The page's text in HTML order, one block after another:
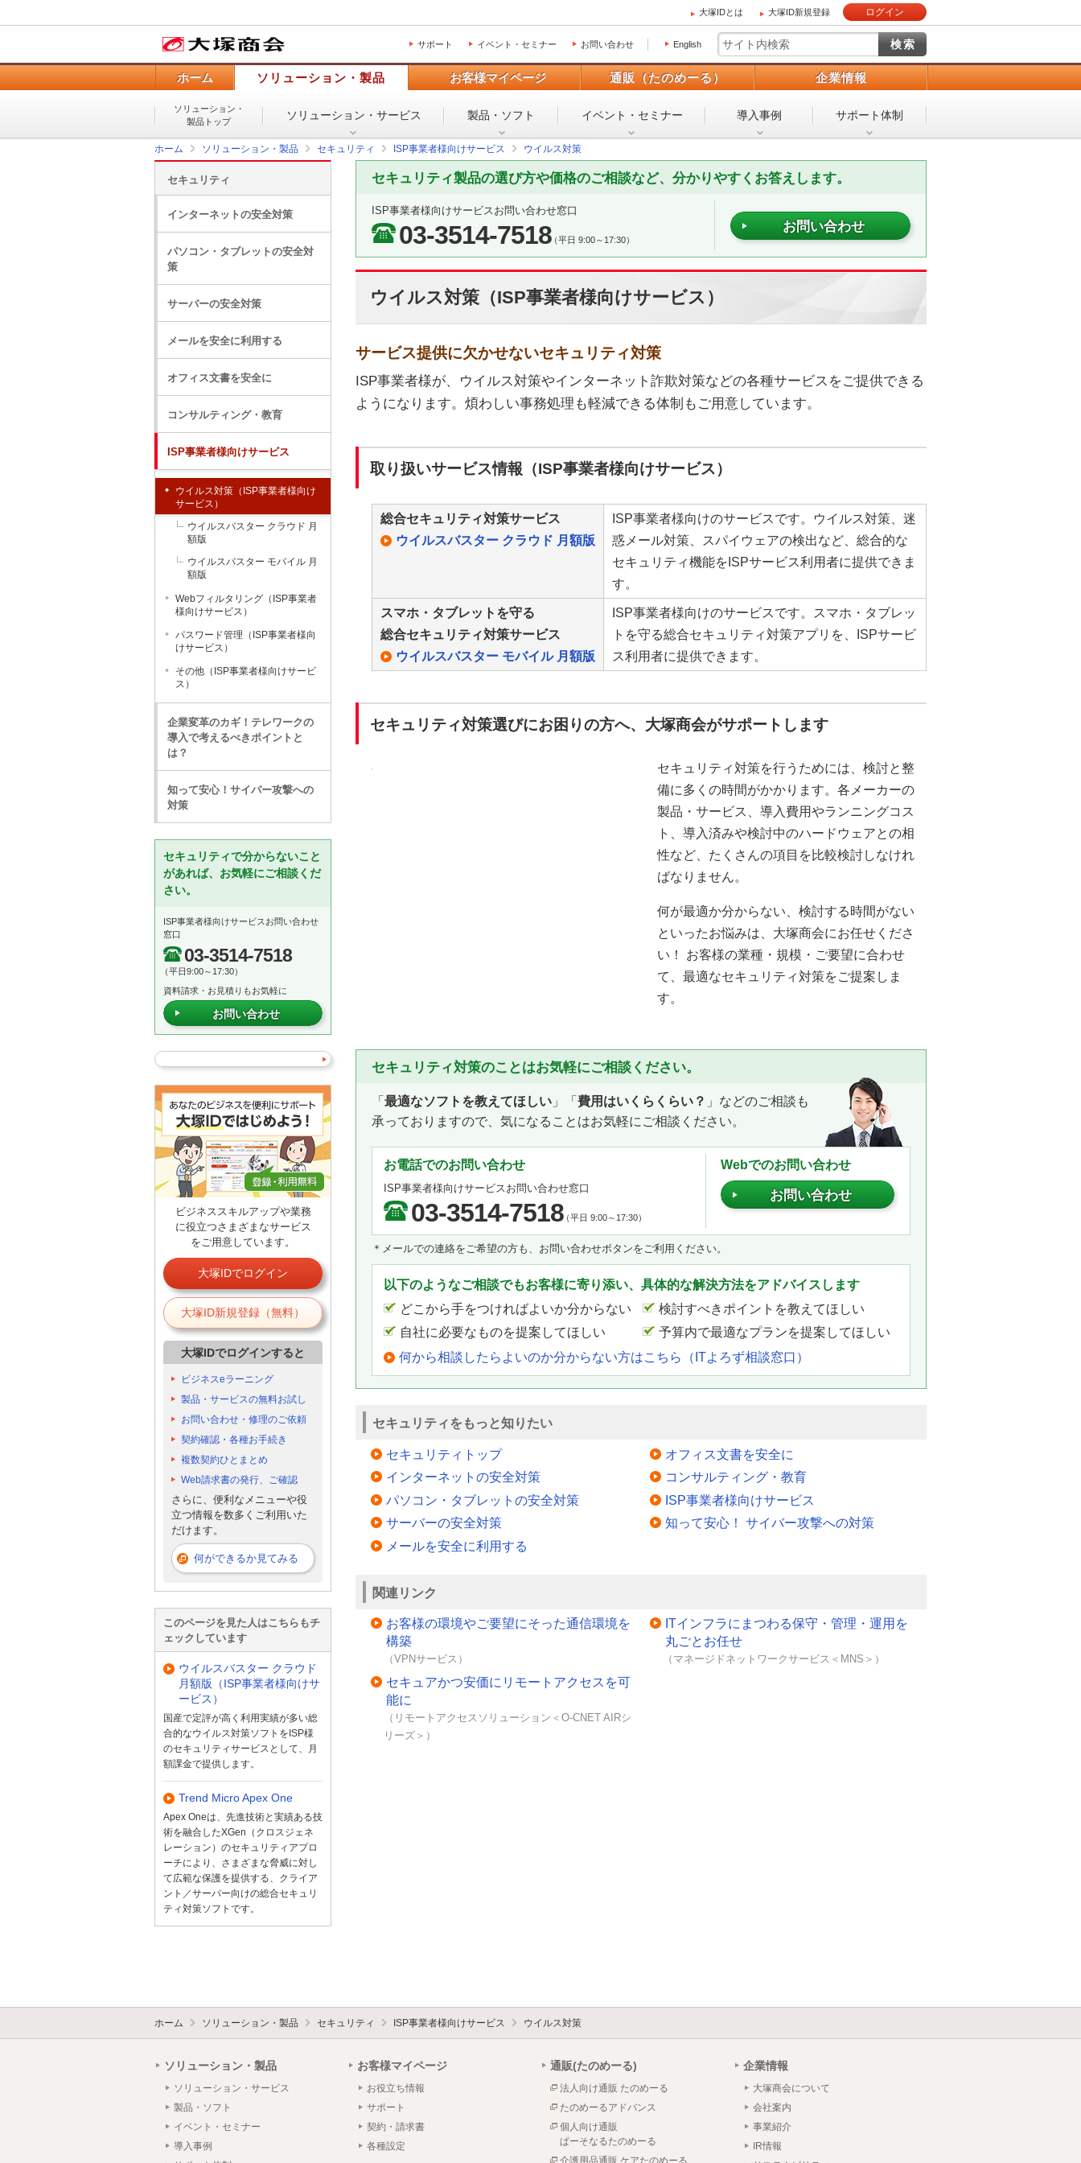
大塚IDとは 大塚ID新規登録 ログイン
サポート イベント・セミナー お問い合わせ English
ホーム ソリューション・製品 お客様マイページ 通販（たのめーる） 企業情報
ソリューション・
製品トップ
ソリューション・ サービス 製品・ソフト イベント・ セミナー 導入事例 サポート体制
ホーム ソリューション・製品 セキュリティ ISP事業者様向けサービス ウイルス対策
セキュリティ製品の選び方や価格のご相談など、分かりやすくお答えします。
ISP事業者様向けサービスお問い合わせ窓口
03-3514-7518（平日 9:00～17:30）
お問い合わせ
ウイルス対策（ISP事業者様向けサービス）
サービス提供に欠かせないセキュリティ対策
ISP事業者様が、ウイルス対策やインターネット詐欺対策などの各種サービスをご提供できる
ようになります。煩わしい事務処理も軽減できる体制もご用意しています。
取り扱いサービス情報（ISP事業者様向けサービス）
総合セキュリティ対策サービス
ウイルスバスター クラウド 月額版
ISP事業者様向けのサービスです。ウイルス対策、迷
惑メール対策、スパイウェアの検出など、総合的な
セキュリティ機能をISPサービス利用者に提供できま
す。
スマホ・タブレットを守る
総合セキュリティ対策サービス
ウイルスバスター モバイル 月額版
ISP事業者様向けのサービスです。スマホ・タブレッ
トを守る総合セキュリティ対策アプリを、ISPサービ
ス利用者に提供できます。
セキュリティ対策選びにお困りの方へ、大塚商会がサポートします
セキュリティ対策を行うためには、検討と整
備に多くの時間がかかります。各メーカーの
製品・サービス、導入費用やランニングコス
ト、導入済みや検討中のハードウェアとの相
性など、たくさんの項目を比較検討しなけれ
ばなりません。
何が最適か分からない、検討する時間がない
といったお悩みは、大塚商会にお任せくださ
い！ お客様の業種・規模・ご要望に合わせ
て、最適なセキュリティ対策をご提案しま
す。
セキュリティ対策のことはお気軽にご相談ください。
「 最適なソフトを教えてほしい 」「 費用はいくらくらい？ 」などのご相談も
承っておりますので、気になることはお気軽にご相談ください。
お電話でのお問い合わせ
ISP事業者様向けサービスお問い合わせ窓口
03-3514-7518（平日 9:00～17:30）
Webでのお問い合わせ
お問い合わせ
＊メールでの連絡をご希望の方も、お問い合わせボタンをご利用ください。
以下のようなご相談でもお客様に寄り添い、具体的な解決方法をアドバイスします
どこから手をつければよいか分からない
検討すべきポイントを教えてほしい
自社に必要なものを提案してほしい
予算内で最適なプランを提案してほしい
何から相談したらよいのか分からない方はこちら（ITよろず相談窓口）
セキュリティをもっと知りたい
セキュリティトップ
インターネットの安全対策
パソコン・タブレットの安全対策
サーバーの安全対策
メールを安全に利用する
オフィス文書を安全に
コンサルティング・教育
ISP事業者様向けサービス
知って安心！ サイバー攻撃への対策
関連リンク
お客様の環境やご要望にそった通信環境を
構築
（VPNサービス）
セキュアかつ安価にリモートアクセスを可
能に
（リモートアクセスソリューション＜O-CNET AIRシ
リーズ＞）
ITインフラにまつわる保守・管理・運用を
丸ごとお任せ
（マネージドネットワークサービス＜MNS＞）
セキュリティ
インターネットの安全対策
パソコン・タブレットの安全対
策
サーバーの安全対策
メールを安全に利用する
オフィス文書を安全に
コンサルティング・教育
ISP事業者様向けサービス
ウイルス対策（ISP事業者様向け
サービス）
ウイルスバスター クラウド 月
額版
ウイルスバスター モバイル 月
額版
Webフィルタリング（ISP事業者
様向けサービス）
パスワード管理（ISP事業者様向
けサービス）
その他（ISP事業者様向けサービ
ス）
企業変革のカギ！テレワークの
導入で考えるべきポイントと
は？
知って安心！サイバー攻撃への
対策
セキュリティで分からないこと
があれば、お気軽にご相談くだ
さい。
ISP事業者様向けサービスお問い合わせ
窓口
03-3514-7518
（平日9:00～17:30）
資料請求・お見積りもお気軽に
お問い合わせ
ビジネススキルアップや業務
に役立つさまざまなサービス
をご用意しています。
大塚IDでログイン
大塚ID新規登録（無料）
大塚IDでログインすると
ビジネスeラーニング
製品・サービスの無料お試し
お問い合わせ・修理のご依頼
契約確認・各種お手続き
複数契約ひとまとめ
Web請求書の発行、ご確認
さらに、便利なメニューや役
立つ情報を数多くご利用いた
だけます。
何ができるか見てみる
このページを見た人はこちらもチ
ェックしています
ウイルスバスター クラウド
月額版（ISP事業者様向けサ
ービス）
国産で定評が高く利用実績が多い総
合的なウイルス対策ソフトをISP様
のセキュリティサービスとして、月
額課金で提供します。
Trend Micro Apex One
Apex Oneは、先進技術と実績ある技
術を融合したXGen（クロスジェネ
レーション）のセキュリティアプロ
ーチにより、さまざまな脅威に対し
て広範な保護を提供する、クライア
ント／サーバー向けの総合セキュリ
ティ対策ソフトです。
ホーム ソリューション・製品 セキュリティ ISP事業者様向けサービス ウイルス対策
ソリューション・製品
ソリューション・サービス
製品・ソフト
イベント・セミナー
導入事例
お客様マイページ
お役立ち情報
サポート
契約・請求書
各種設定
通販(たのめーる)
法人向け通販 たのめーる
たのめーるアドバンス
個人向け通販
ぱーそなるたのめーる
企業情報
大塚商会について
会社案内
事業紹介
IR情報